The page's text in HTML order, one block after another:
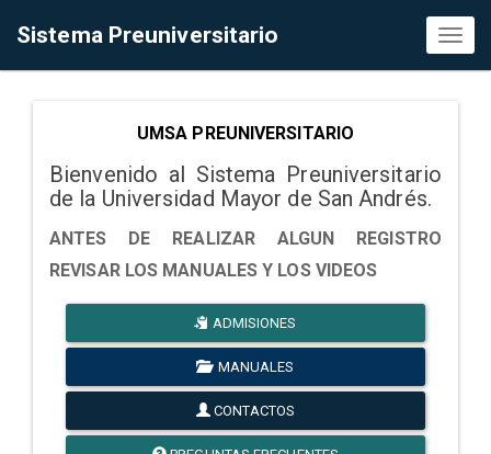
Sistema Preuniversitario
UMSA PREUNIVERSITARIO
Bienvenido al Sistema Preuniversitario
de la Universidad Mayor de San Andrés.
ANTES DE REALIZAR ALGUN REGISTRO
REVISAR LOS MANUALES Y LOS VIDEOS
ADMISIONES
MANUALES
CONTACTOS